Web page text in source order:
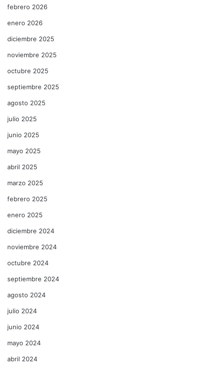
febrero 2026
enero 2026
diciembre 2025
noviembre 2025
octubre 2025
septiembre 2025
agosto 2025
julio 2025
junio 2025
mayo 2025
abril 2025
marzo 2025
febrero 2025
enero 2025
diciembre 2024
noviembre 2024
octubre 2024
septiembre 2024
agosto 2024
julio 2024
junio 2024
mayo 2024
abril 2024